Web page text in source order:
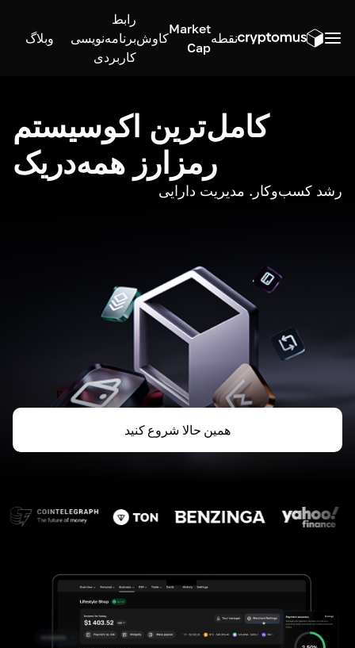
نقطه
Market
Cap
کاوش
رابط
برنامه‌نویسی
کاربردی
وبلاگ
کامل‌ترین اکوسیستم
رمزارز همه‌در‌یک
رشد کسب‌وکار. مدیریت دارایی
همین حالا شروع کنید